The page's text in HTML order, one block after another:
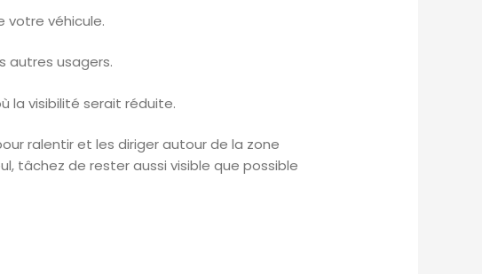
véhicule.
usagers.
visibilité serait réduite.
ralentir et les diriger autour de la zone
tâchez de rester aussi visible que possible